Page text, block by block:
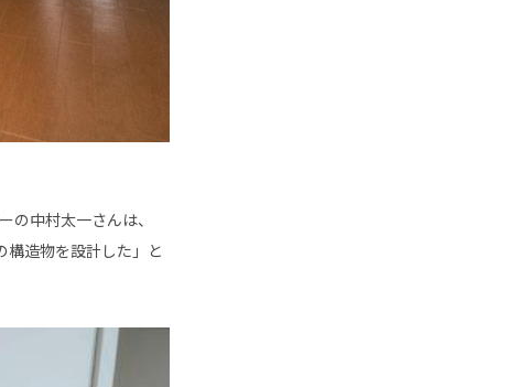
中村太一さんは、
構造物を設計した」と